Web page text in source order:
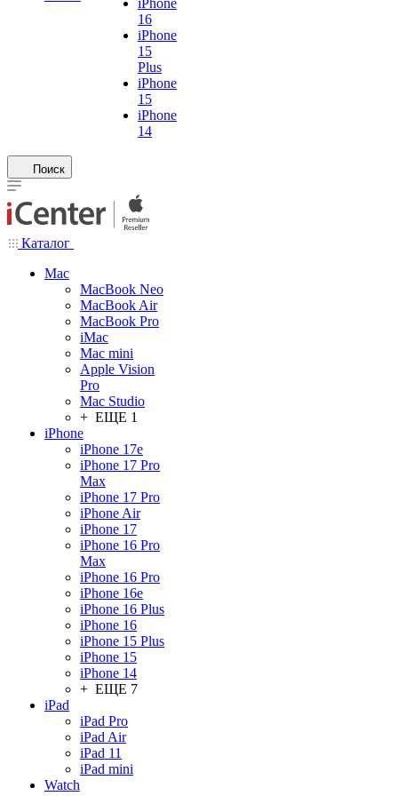
iPhone
16
iPhone
15
Plus
iPhone
15
iPhone
14
Поиск
Каталог
Mac
MacBook Neo
MacBook Air
MacBook Pro
iMac
Mac mini
Apple Vision
Pro
Mac Studio
+ ЕЩЕ 1
iPhone
iPhone 17e
iPhone 17 Pro
Max
iPhone 17 Pro
iPhone Air
iPhone 17
iPhone 16 Pro
Max
iPhone 16 Pro
iPhone 16e
iPhone 16 Plus
iPhone 16
iPhone 15 Plus
iPhone 15
iPhone 14
+ ЕЩЕ 7
iPad
iPad Pro
iPad Air
iPad 11
iPad mini
Watch